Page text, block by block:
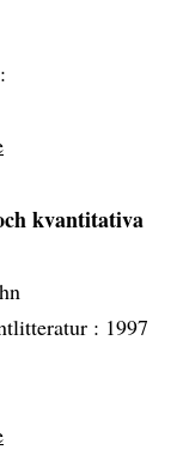
kvantitativa
: 1997